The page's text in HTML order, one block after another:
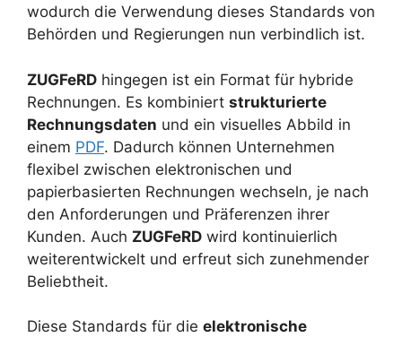
wodurch die Verwendung dieses Standards von
Behörden und Regierungen nun verbindlich ist.
ZUGFeRD hingegen ist ein Format für hybride
Rechnungen. Es kombiniert strukturierte
Rechnungsdaten und ein visuelles Abbild in
einem PDF. Dadurch können Unternehmen
flexibel zwischen elektronischen und
papierbasierten Rechnungen wechseln, je nach
den Anforderungen und Präferenzen ihrer
Kunden. Auch ZUGFeRD wird kontinuierlich
weiterentwickelt und erfreut sich zunehmender
Beliebtheit.
Diese Standards für die elektronische